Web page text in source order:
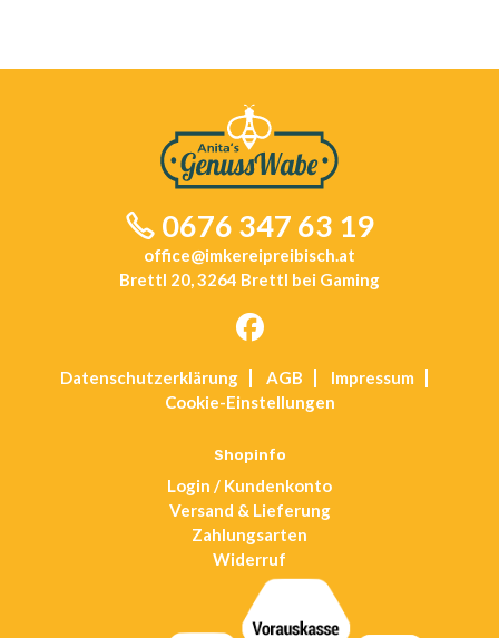
0676 347 63 19
office@imkereipreibisch.at
Brettl 20, 3264 Brettl bei Gaming
a
tab
Datenschutz­erklärung AGB
Impressum
Cookie-Einstellungen
Shopinfo
Login / Kundenkonto
Versand & Lieferung
Zahlungsarten
Widerruf